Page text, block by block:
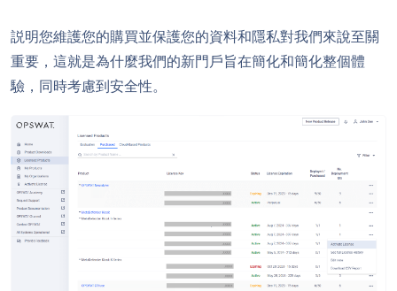
説明您維護您的購買並保護您的資料和隱私對我們來說至關
重要，這就是為什麼我們的新門戶旨在簡化和簡化整個體
驗，同時考慮到安全性。